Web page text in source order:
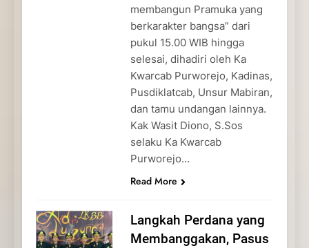
membangun Pramuka yang
berkarakter bangsa” dari
pukul 15.00 WIB hingga
selesai, dihadiri oleh Ka
Kwarcab Purworejo, Kadinas,
Pusdiklatcab, Unsur Mabiran,
dan tamu undangan lainnya.
Kak Wasit Diono, S.Sos
selaku Ka Kwarcab
Purworejo…
Read More
Langkah Perdana yang
Membanggakan, Pasus